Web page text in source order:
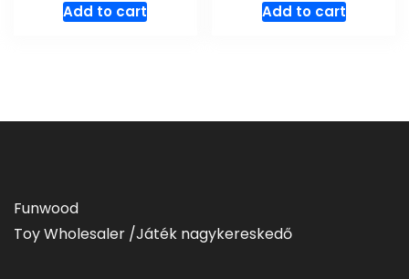
Add to cart Add to cart
Funwood
Toy Wholesaler /Játék nagykereskedő